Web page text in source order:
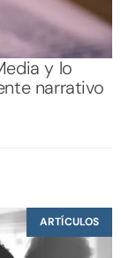
y lo
narrativo
ARTÍCULOS